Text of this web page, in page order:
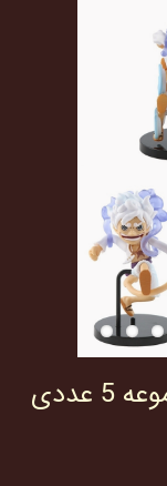
فیگور لوفی دنده 5 GEAR 5 مجموعه 5 عددی